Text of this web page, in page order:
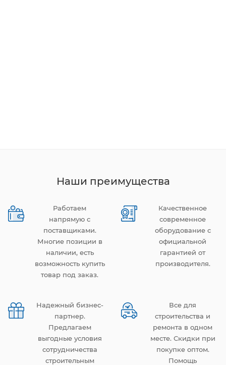
Наши преимущества
Работаем
напрямую с
поставщиками.
Многие позиции в
наличии, есть
возможность купить
товар под заказ.
Качественное
современное
оборудование с
официальной
гарантией от
производителя.
Надежный бизнес-
партнер.
Предлагаем
выгодные условия
сотрудничества
строительным
Все для
строительства и
ремонта в одном
месте. Скидки при
покупке оптом.
Помощь